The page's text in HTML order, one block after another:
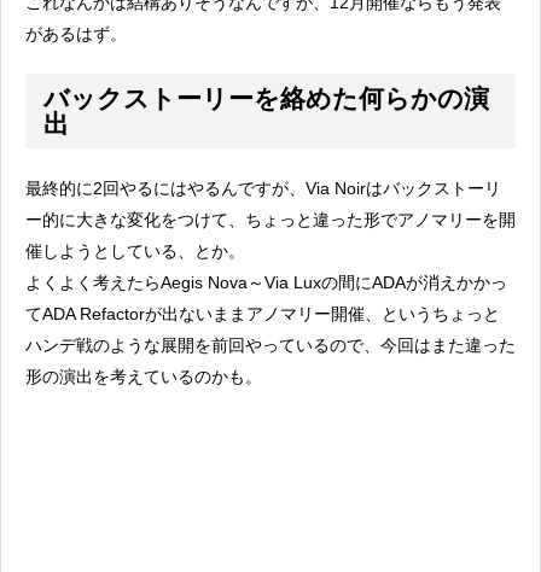
があるはず。
バックストーリーを絡めた何らかの演
出
最終的に2回やるにはやるんですが、Via Noirはバックストーリ
ー的に大きな変化をつけて、ちょっと違った形でアノマリーを開
催しようとしている、とか。
よくよく考えたらAegis Nova～Via Luxの間にADAが消えかかっ
てADA Refactorが出ないままアノマリー開催、というちょっと
ハンデ戦のような展開を前回やっているので、今回はまた違った
形の演出を考えているのかも。